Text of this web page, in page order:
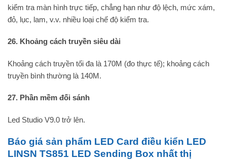
kiểm tra màn hình trực tiếp, chẳng hạn như độ lệch, mức xám,
đỏ, lục, lam, v.v. nhiều loại chế độ kiểm tra.
26. Khoảng cách truyền siêu dài
Khoảng cách truyền tối đa là 170M (đo thực tế); khoảng cách
truyền bình thường là 140M.
27. Phần mềm đối sánh
Led Studio V9.0 trở lên.
Báo giá sản phẩm LED Card điều kiển LED
LINSN TS851 LED Sending Box nhất thị